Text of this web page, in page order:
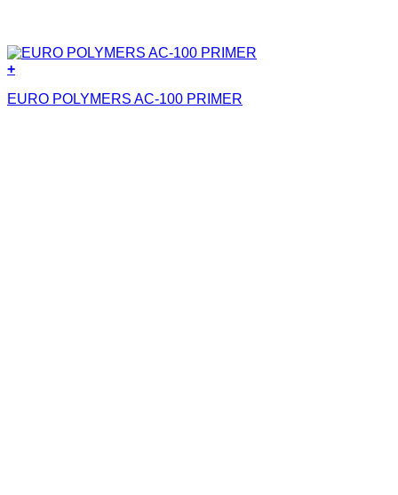
+
EURO POLYMERS AC-100 PRIMER